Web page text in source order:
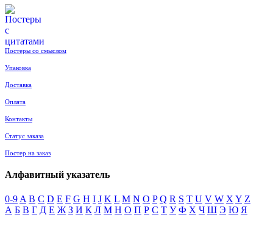
Постеры со смыслом
Упаковка
Доставка
Оплата
Контакты
Статус заказа
Постер на заказ
Алфавитный указатель
0-9 A B C D E F G H I J K L M N O P Q R S T U V W X Y Z
А Б В Г Д Е Ж З И К Л М Н О П Р С Т У Ф Х Ч Ш Э Ю Я